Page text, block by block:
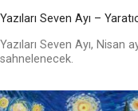
Yazıları Seven Ayı –
Yazıları Seven Ayı, Nisan
sahnelenecek.